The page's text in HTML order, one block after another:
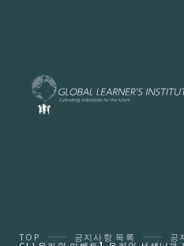
TOP 공지사항 목록 공